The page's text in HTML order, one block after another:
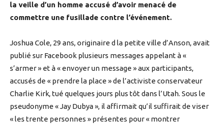
la veille d’un homme accusé d’avoir menacé de
commettre une fusillade contre l’événement.
Joshua Cole, 29 ans, originaire d la petite ville d’Anson, avait
publié sur Facebook plusieurs messages appelant à «
s’armer » et à « envoyer un message » aux participants,
accusés de « prendre la place » de l’activiste conservateur
Charlie Kirk, tué quelques jours plus tôt dans l’Utah. Sous le
pseudonyme « Jay Dubya », il affirmait qu’il suffirait de viser
« les trente personnes » présentes pour « montrer